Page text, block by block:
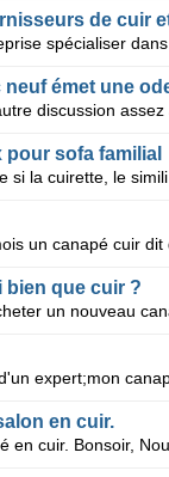
sofa familial
bien que cuir ?
en cuir.